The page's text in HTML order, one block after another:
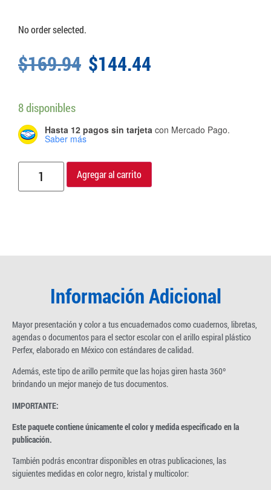
No order selected.
$169.94 $144.44
8 disponibles
Hasta 12 pagos sin tarjeta con Mercado Pago.
Saber más
Agregar al carrito
Información Adicional
Mayor presentación y color a tus encuadernados como cuadernos, libretas,
agendas o documentos para el sector escolar con el arillo espiral plástico
Perfex, elaborado en México con estándares de calidad.
Además, este tipo de arillo permite que las hojas giren hasta 360º
brindando un mejor manejo de tus documentos.
IMPORTANTE:
Este paquete contiene únicamente el color y medida especificado en la
publicación.
También podrás encontrar disponibles en otras publicaciones, las
siguientes medidas en color negro, kristal y multicolor: